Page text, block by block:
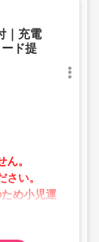
｜充電
ド提
ん。
い。
め小児運